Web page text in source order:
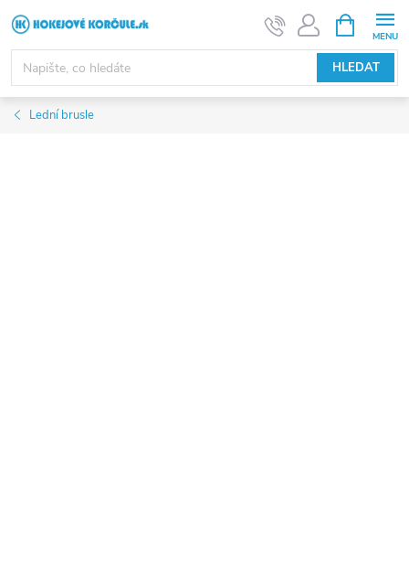
Přejít
na
obsah
HLEDAT
NÁKUPNÍ
KOŠÍK
Lední brusle